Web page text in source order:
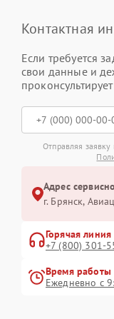
Контактная
Если требуется
свои данные и
Отправляя
Адрес
г. Брянск,
Горячая линия
+7 (800) 301-
Время работы
Ежедневно с